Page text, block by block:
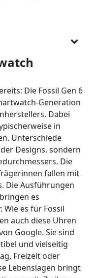
Die Fossil Gen 6
Generation
Dabei
in
Unterschiede
Designs, sondern
Die
fallen mit
Die Ausführungen
es
es für Fossil
auch diese Uhren
Google. Sie sind
und vielseitig
Freizeit oder
Lebenslagen bringt